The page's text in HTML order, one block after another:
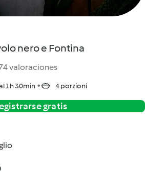
nero e Fontina
valoraciones
1h 30min 4 porzioni
gratis